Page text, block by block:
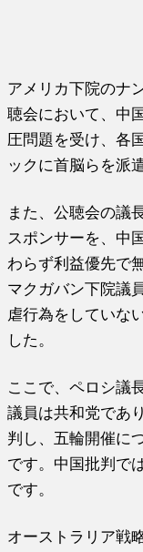
アメリカ下院のナ
聴会において、中
圧問題を受け、各
ックに首脳らを派
また、公聴会の議
スポンサーを、中
わらず利益優先で
マクガバン下院議
虐行為をしていな
した。
ここで、ペロシ議
議員は共和党であ
判し、五輪開催に
です。中国批判で
です。
オーストラリア戦